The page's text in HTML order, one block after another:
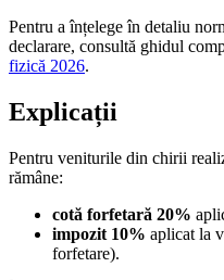
Pentru a înțelege în detaliu
declarare, consultă ghidul
fizică 2026.
Explicații
Pentru veniturile din chirii
rămâne:
cotă forfetară 20%
impozit 10% aplicat la
forfetare).